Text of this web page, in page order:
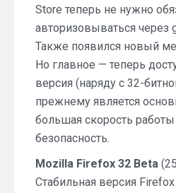
Store теперь не нужно
авторизовываться через
Также появился новый
Но главное — теперь
версия (наряду с 32-
прежнему является
большая скорость
безопасность.
Mozilla Firefox 32 Beta
Стабильная версия